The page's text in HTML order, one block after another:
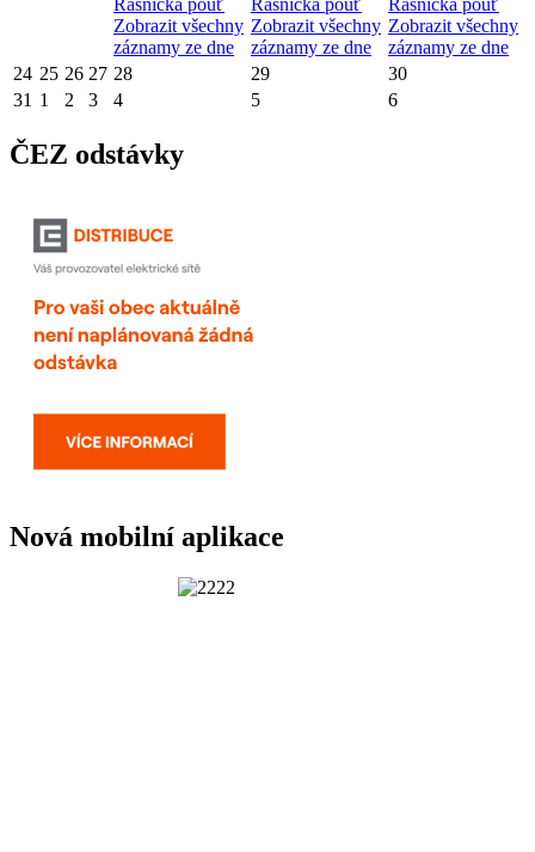
Zobrazit všechny
záznamy ze dne
Zobrazit všechny
záznamy ze dne
Zobrazit všechny
záznamy ze dne
24 25 26 27 28 29
30
31 1 2 3 4 5 6
ČEZ odstávky
Nová mobilní aplikace